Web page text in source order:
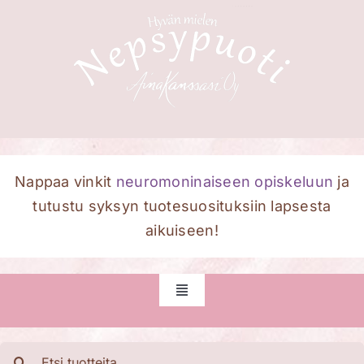
Nappaa vinkit neuromoninaiseen opiskeluun ja
tutustu syksyn tuotesuosituksiin lapsesta
aikuiseen!
Toggle
Etusivu